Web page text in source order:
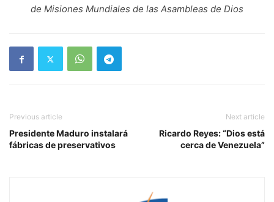
de Misiones Mundiales de las Asambleas de Dios
Previous article
Presidente Maduro instalará
fábricas de preservativos
Next article
Ricardo Reyes: “Dios está
cerca de Venezuela”